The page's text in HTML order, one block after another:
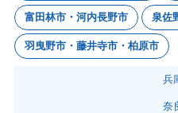
富田林市・河内長野市 泉佐
羽曳野市・藤井寺市・柏原市
兵
奈